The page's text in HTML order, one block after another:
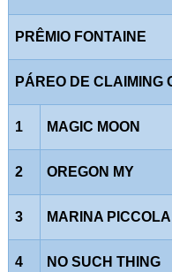
PRÊMIO FONTAINE
PÁREO DE CLAIMING
1 MAGIC MOON
2 OREGON MY
3 MARINA PICCOLA
4 NO SUCH THING